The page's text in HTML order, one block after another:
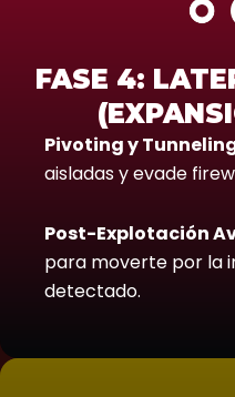
FASE 4:
Pivoting y
aisladas y evade
Post-Explotación
para moverte por la
detectado.